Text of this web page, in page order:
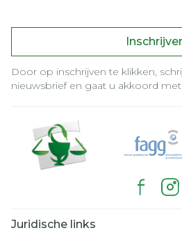
Door op inschrijven te klikken,
nieuwsbrief en gaat u akkoord
Juridische links